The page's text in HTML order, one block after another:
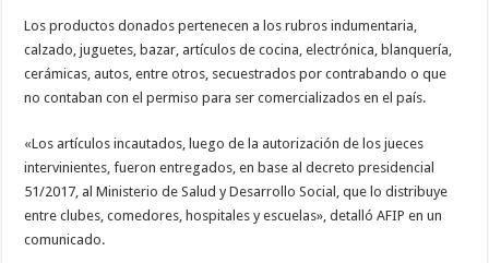
Los productos donados pertenecen a los rubros indumentaria,
calzado, juguetes, bazar, artículos de cocina, electrónica, blanquería,
cerámicas, autos, entre otros, secuestrados por contrabando o que
no contaban con el permiso para ser comercializados en el país.
«Los artículos incautados, luego de la autorización de los jueces
intervinientes, fueron entregados, en base al decreto presidencial
51/2017, al Ministerio de Salud y Desarrollo Social, que lo distribuye
entre clubes, comedores, hospitales y escuelas», detalló AFIP en un
comunicado.